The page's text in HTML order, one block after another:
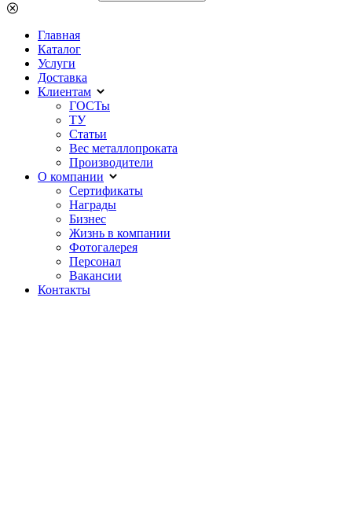
Главная
Каталог
Услуги
Доставка
Клиентам
ГОСТы
ТУ
Статьи
Вес металлопроката
Производители
О компании
Сертификаты
Награды
Бизнес
Жизнь в компании
Фотогалерея
Персонал
Вакансии
Контакты